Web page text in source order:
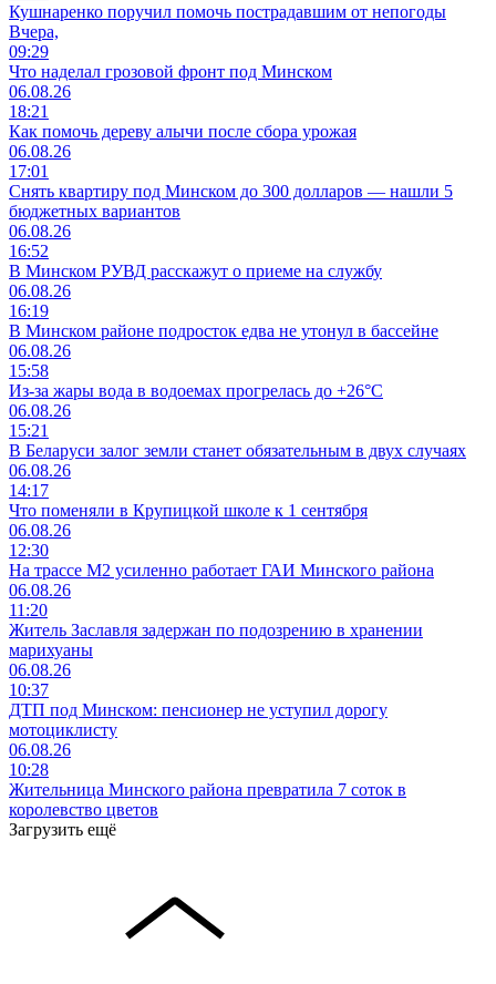
Кушнаренко поручил помочь пострадавшим от непогоды
Вчера,
09:29
Что наделал грозовой фронт под Минском
06.08.26
18:21
Как помочь дереву алычи после сбора урожая
06.08.26
17:01
Снять квартиру под Минском до 300 долларов — нашли 5
бюджетных вариантов
06.08.26
16:52
В Минском РУВД расскажут о приеме на службу
06.08.26
16:19
В Минском районе подросток едва не утонул в бассейне
06.08.26
15:58
Из-за жары вода в водоемах прогрелась до +26°C
06.08.26
15:21
В Беларуси залог земли станет обязательным в двух случаях
06.08.26
14:17
Что поменяли в Крупицкой школе к 1 сентября
06.08.26
12:30
На трассе М2 усиленно работает ГАИ Минского района
06.08.26
11:20
Житель Заславля задержан по подозрению в хранении
марихуаны
06.08.26
10:37
ДТП под Минском: пенсионер не уступил дорогу
мотоциклисту
06.08.26
10:28
Жительница Минского района превратила 7 соток в
королевство цветов
Загрузить ещё